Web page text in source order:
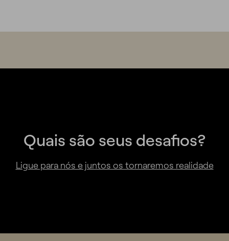
Quais são seus desafios?
Ligue para nós e juntos os tornaremos realidade